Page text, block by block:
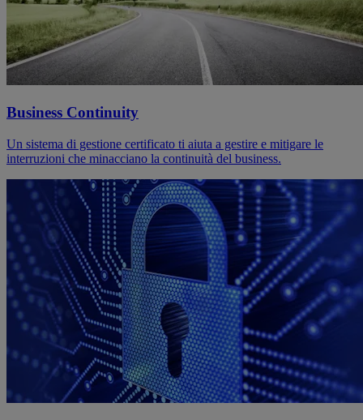
Business Continuity
Un sistema di gestione certificato ti aiuta a gestire e mitigare le
interruzioni che minacciano la continuità del business.